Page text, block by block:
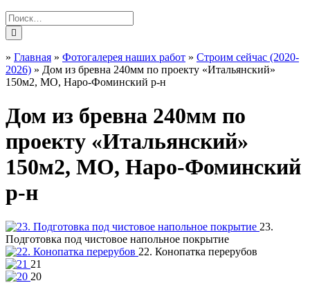
» Главная » Фотогалерея наших работ » Строим сейчас (2020-
2026) » Дом из бревна 240мм по проекту «Итальянский»
150м2, МО, Наро-Фоминский р-н
Дом из бревна 240мм по
проекту «Итальянский»
150м2, МО, Наро-Фоминский
р-н
23.
Подготовка под чистовое напольное покрытие
22. Конопатка перерубов
21
20